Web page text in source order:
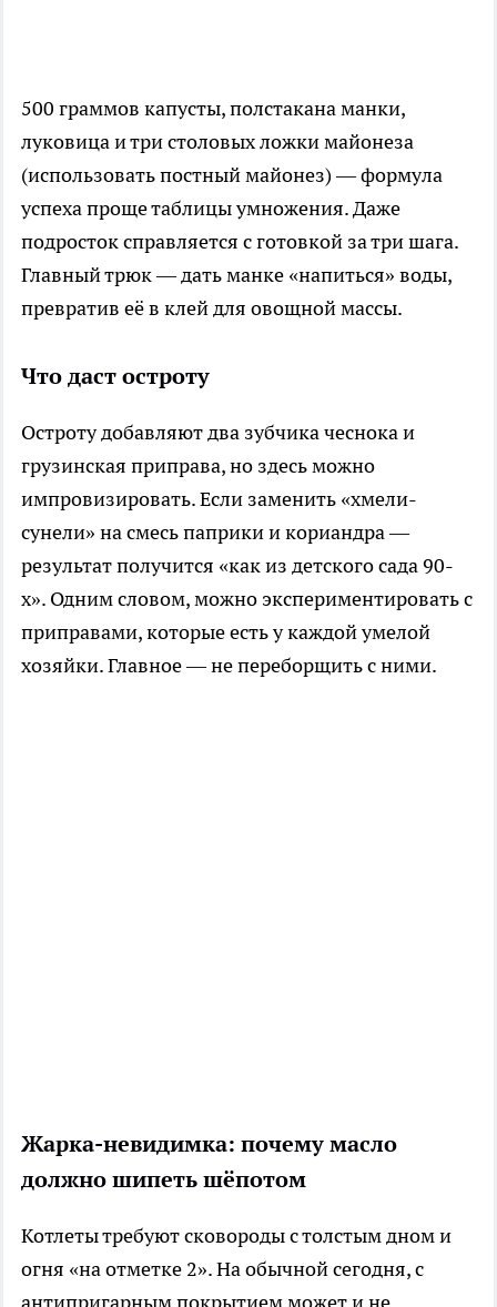
500 граммов капусты, полстакана манки,
луковица и три столовых ложки майонеза
(использовать постный майонез) — формула
успеха проще таблицы умножения. Даже
подросток справляется с готовкой за три шага.
Главный трюк — дать манке «напиться» воды,
превратив её в клей для овощной массы.
Что даст остроту
Остроту добавляют два зубчика чеснока и
грузинская приправа, но здесь можно
импровизировать. Если заменить «хмели-
сунели» на смесь паприки и кориандра —
результат получится «как из детского сада 90-
х». Одним словом, можно экспериментировать с
приправами, которые есть у каждой умелой
хозяйки. Главное — не переборщить с ними.
Жарка-невидимка: почему масло
должно шипеть шёпотом
Котлеты требуют сковороды с толстым дном и
огня «на отметке 2». На обычной сегодня, с